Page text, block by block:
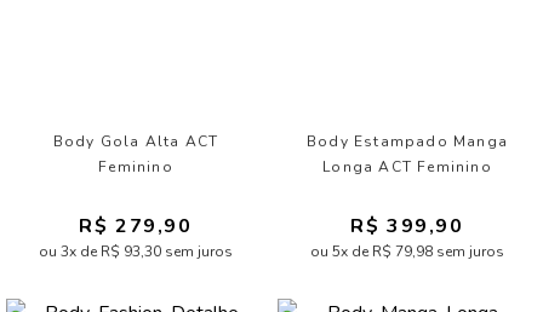
Body Gola Alta ACT
Feminino
R$ 279,90
ou 3x de R$ 93,30 sem juros
Body Estampado Manga
Longa ACT Feminino
R$ 399,90
ou 5x de R$ 79,98 sem juros